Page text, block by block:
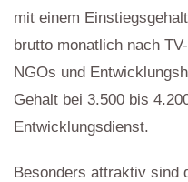
mit einem
brutto monatlich nach
NGOs und
Gehalt bei 3.500 bis
Entwicklungsdienst.
Besonders attraktiv sind